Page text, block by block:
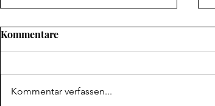
Mir isch gliich!
Neutral? Schon wieder ein
Kommentare
Kommentar verfassen...